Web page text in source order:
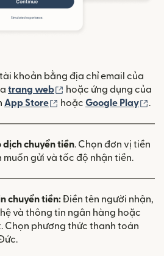
tài khoản bằng địa chỉ email của
trang web (mở trong cửa sổ mới)
hoặc ứng dụng của
App Store (mở trong cửa sổ mới)
hoặc Google Play .
chuyển tiền. Chọn đơn vị tiền
muốn gửi và tốc độ nhận tiền.
chuyển tiền:Điền tên người nhận,
và thông tin ngân hàng hoặc
Chọn phương thức thanh toán